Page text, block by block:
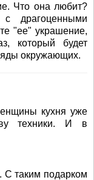
Что она любит?
с драгоценными
"ее" украшение,
который будет
окружающих.
кухня уже
техники. И в
С таким подарком